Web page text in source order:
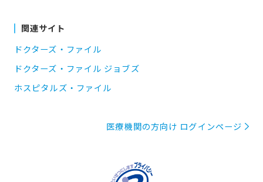
関連サイト
ドクターズ・ファイル
ドクターズ・ファイル ジョブズ
ホスピタルズ・ファイル
医療機関の方向け ログインページ